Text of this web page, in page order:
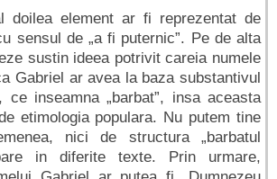
doilea element ar fi reprezentat de
sensul de „a fi puternic”. Pe de alta
sustin ideea potrivit careia numele
Gabriel ar avea la baza substantivul
ce inseamna „barbat”, insa aceasta
etimologia populara. Nu putem tine
nici de structura „barbatul
in diferite texte. Prin urmare,